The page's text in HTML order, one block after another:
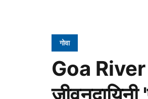
गोवा
Goa